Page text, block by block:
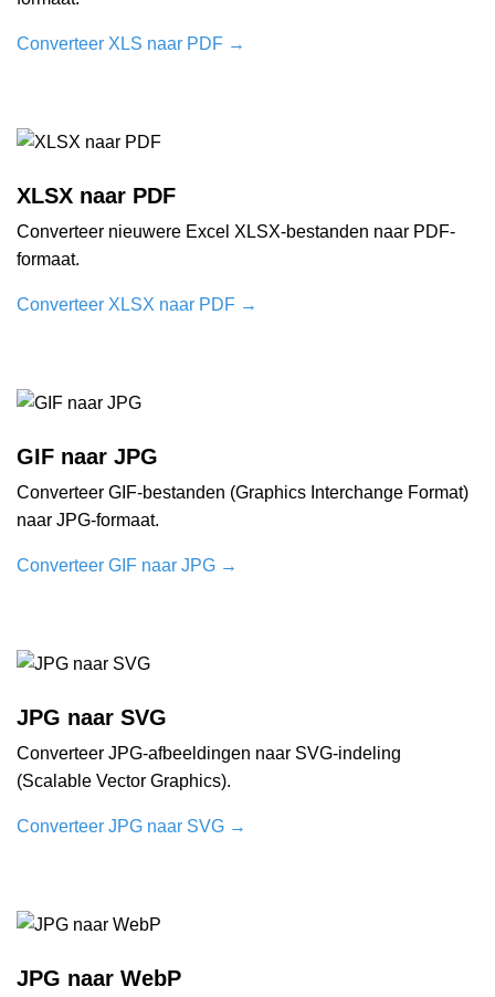
Converteer XLS naar PDF →
XLSX naar PDF
Converteer nieuwere Excel XLSX-bestanden naar PDF-
formaat.
Converteer XLSX naar PDF →
GIF naar JPG
Converteer GIF-bestanden (Graphics Interchange Format)
naar JPG-formaat.
Converteer GIF naar JPG →
JPG naar SVG
Converteer JPG-afbeeldingen naar SVG-indeling
(Scalable Vector Graphics).
Converteer JPG naar SVG →
JPG naar WebP